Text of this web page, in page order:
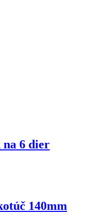
na 6 dier
140mm